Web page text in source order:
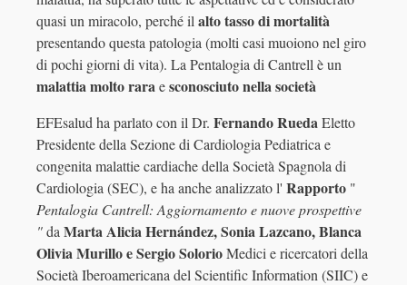
quasi un miracolo, perché il alto tasso di mortalità
presentando questa patologia (molti casi muoiono nel giro
di pochi giorni di vita). La Pentalogia di Cantrell è un
malattia molto rara esconosciuto nella società
EFEsalud ha parlato con il Dr. Fernando Rueda Eletto
Presidente della Sezione di Cardiologia Pediatrica e
congenita malattie cardiache della Società Spagnola di
Cardiologia (SEC), e ha anche analizzato l' Rapporto "
Pentalogia Cantrell: Aggiornamento e nuove prospettive
"da Marta Alicia Hernández, Sonia Lazcano, Blanca
Olivia Murillo e Sergio SolorioMedici e ricercatori della
Società Iberoamericana del Scientific Information (SIIC) e